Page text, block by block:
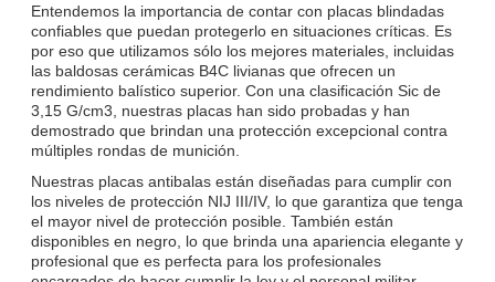
Entendemos la importancia de contar con placas blindadas
confiables que puedan protegerlo en situaciones críticas. Es
por eso que utilizamos sólo los mejores materiales, incluidas
las baldosas cerámicas B4C livianas que ofrecen un
rendimiento balístico superior. Con una clasificación Sic de
3,15 G/cm3, nuestras placas han sido probadas y han
demostrado que brindan una protección excepcional contra
múltiples rondas de munición.
Nuestras placas antibalas están diseñadas para cumplir con
los niveles de protección NIJ III/IV, lo que garantiza que tenga
el mayor nivel de protección posible. También están
disponibles en negro, lo que brinda una apariencia elegante y
profesional que es perfecta para los profesionales